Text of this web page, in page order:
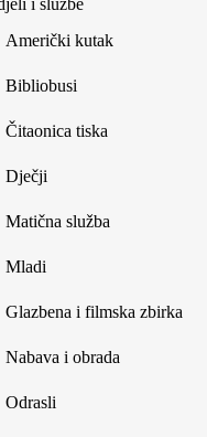
external)
i službe
Američki kutak
Bibliobusi
Čitaonica tiska
Dječji
Matična služba
Mladi
Glazbena i filmska zbirka
Nabava i obrada
Odrasli